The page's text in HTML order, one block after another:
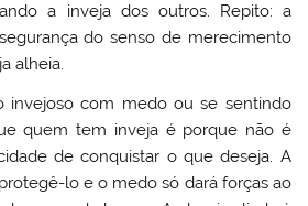
a inveja dos outros. Repito: a
do senso de merecimento
alheia.
invejoso com medo ou se sentindo
quem tem inveja é porque não é
de conquistar o que deseja. A
lo e o medo só dará forças ao